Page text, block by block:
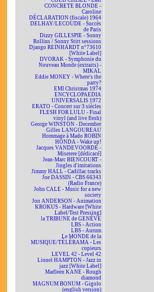
CONCRETE BLONDE -
Caroline
DÉCLARATION (fiscale) 1964
DELHAY/LECOUDE - Succès
de Paris
Dizzy GILLESPIE - Sonny
Rollins / Sonny Stitt sessions
Django REINHARDT n°73610
[White Label]
DVORAK - Symphonie du
Nouveau Monde (extraits) -
MIKAL
Eddie MONEY - Where's the
party?
EMI Christmas 1974
ENCYCLOPAEDIA
UNIVERSALIS 1972
ERATO - Concert sur 3 siècles
FLESH FOR LULU - Final
vinyl (and live flesh)
George WINSTON - December
Gilles LANGOUREAU
Hommage à Mado ROBIN
HONDA - Wake up!
Jacques VANDEVOORDE -
Miserere [dédicacé]
Jean-Marc BIENCOURT -
Jingles d'imitations
Jimmy HALL - Cadillac tracks
Joe DASSIN - CBS 66343
(Radio France)
John CALE - Music for a new
society
Jon ANDERSON - Animation
KROKUS - Hardware [White
Label/Test Pressing]
la TRIBUNE de GENÈVE
LBS - Action
LBS - Aurum
Le MONDE de la
MUSIQUE/TÉLÉRAMA - Les
copieurs
LEVEL 42 - Level 42
Lionel HAMPTON - Jazz in
jazz [White Label]
Madleen KANE - Rough
diamond
MAGNUM BONUM - Gigolo
(english version)